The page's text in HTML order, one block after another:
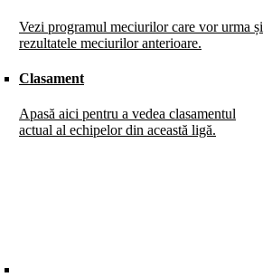
Vezi programul meciurilor care vor urma și
rezultatele meciurilor anterioare.
Clasament
Apasă aici pentru a vedea clasamentul
actual al echipelor din această ligă.